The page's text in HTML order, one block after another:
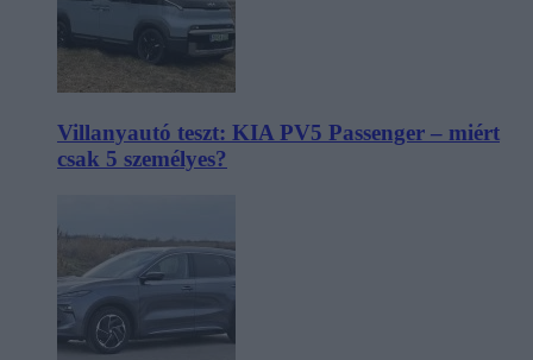
Villanyautó teszt: KIA PV5 Passenger – miért
csak 5 személyes?